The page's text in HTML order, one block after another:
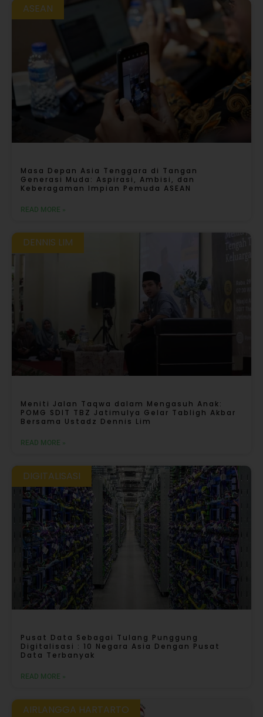
ASEAN
Masa Depan Asia Tenggara di Tangan
Generasi Muda: Aspirasi, Ambisi, dan
Keberagaman Impian Pemuda ASEAN
READ MORE »
DENNIS LIM
Meniti Jalan Taqwa dalam Mengasuh Anak:
POMG SDIT TBZ Jatimulya Gelar Tabligh Akbar
Bersama Ustadz Dennis Lim
READ MORE »
DIGITALISASI
Pusat Data Sebagai Tulang Punggung
Digitalisasi : 10 Negara Asia Dengan Pusat
Data Terbanyak
READ MORE »
AIRLANGGA HARTARTO